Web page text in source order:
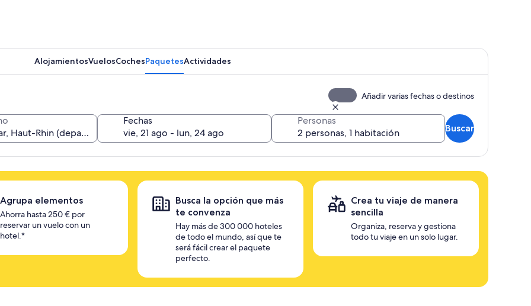
AlojamientosVuelosCochesPaquetesActividades
Añadir varias fechas o destinos
Fechas Personas
Buscar
Agrupa elementos
Ahorra hasta 250 € por
reservar un vuelo con un
hotel.*
Busca la opción que más
te convenza
Hay más de 300 000 hoteles
de todo el mundo, así que te
será fácil crear el paquete
perfecto.
Crea tu viaje de manera
sencilla
Organiza, reserva y gestiona
todo tu viaje en un solo lugar.